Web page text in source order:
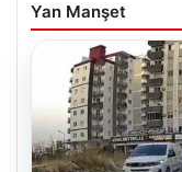
Yan Manşet